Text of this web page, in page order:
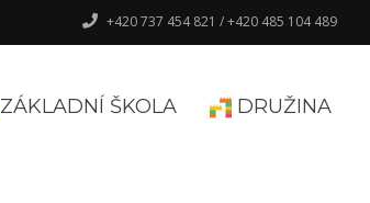
+420 737 454 821 / +420 485 104 489
ZÁKLADNÍ ŠKOLA DRUŽINA